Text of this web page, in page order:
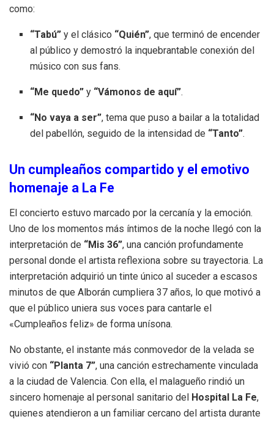
como:
“Tabú” y el clásico “Quién”, que terminó de encender
al público y demostró la inquebrantable conexión del
músico con sus fans.
“Me quedo” y “Vámonos de aquí”.
“No vaya a ser”, tema que puso a bailar a la totalidad
del pabellón, seguido de la intensidad de “Tanto”.
Un cumpleaños compartido y el emotivo
homenaje a La Fe
El concierto estuvo marcado por la cercanía y la emoción.
Uno de los momentos más íntimos de la noche llegó con la
interpretación de “Mis 36”, una canción profundamente
personal donde el artista reflexiona sobre su trayectoria. La
interpretación adquirió un tinte único al suceder a escasos
minutos de que Alborán cumpliera 37 años, lo que motivó a
que el público uniera sus voces para cantarle el
«Cumpleaños feliz» de forma unísona.
No obstante, el instante más conmovedor de la velada se
vivió con “Planta 7”, una canción estrechamente vinculada
a la ciudad de Valencia. Con ella, el malagueño rindió un
sincero homenaje al personal sanitario del Hospital La Fe,
quienes atendieron a un familiar cercano del artista durante